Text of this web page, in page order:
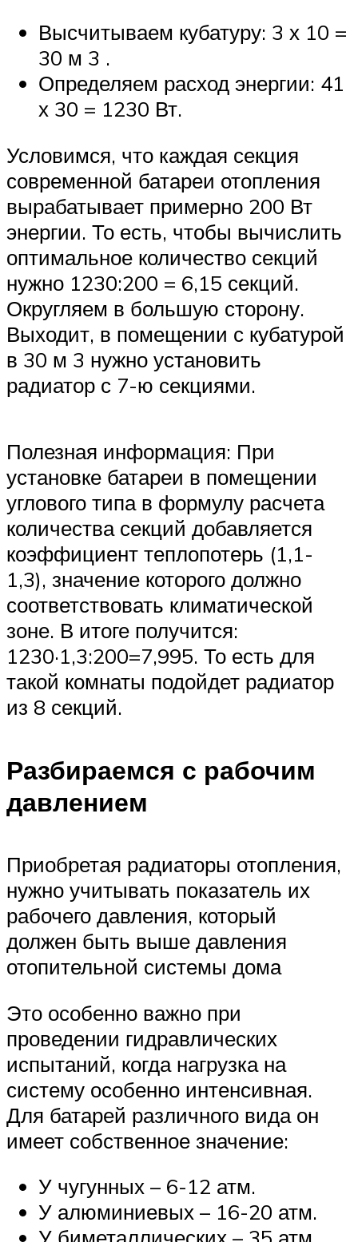
Высчитываем кубатуру: 3 х 10 =
30 м 3 .
Определяем расход энергии: 41
х 30 = 1230 Вт.
Условимся, что каждая секция
современной батареи отопления
вырабатывает примерно 200 Вт
энергии. То есть, чтобы вычислить
оптимальное количество секций
нужно 1230:200 = 6,15 секций.
Округляем в большую сторону.
Выходит, в помещении с кубатурой
в 30 м 3 нужно установить
радиатор с 7-ю секциями.
Полезная информация: При
установке батареи в помещении
углового типа в формулу расчета
количества секций добавляется
коэффициент теплопотерь (1,1-
1,3), значение которого должно
соответствовать климатической
зоне. В итоге получится:
1230·1,3:200=7,995. То есть для
такой комнаты подойдет радиатор
из 8 секций.
Разбираемся с рабочим
давлением
Приобретая радиаторы отопления,
нужно учитывать показатель их
рабочего давления, который
должен быть выше давления
отопительной системы дома
Это особенно важно при
проведении гидравлических
испытаний, когда нагрузка на
систему особенно интенсивная.
Для батарей различного вида он
имеет собственное значение:
У чугунных – 6-12 атм.
У алюминиевых – 16-20 атм.